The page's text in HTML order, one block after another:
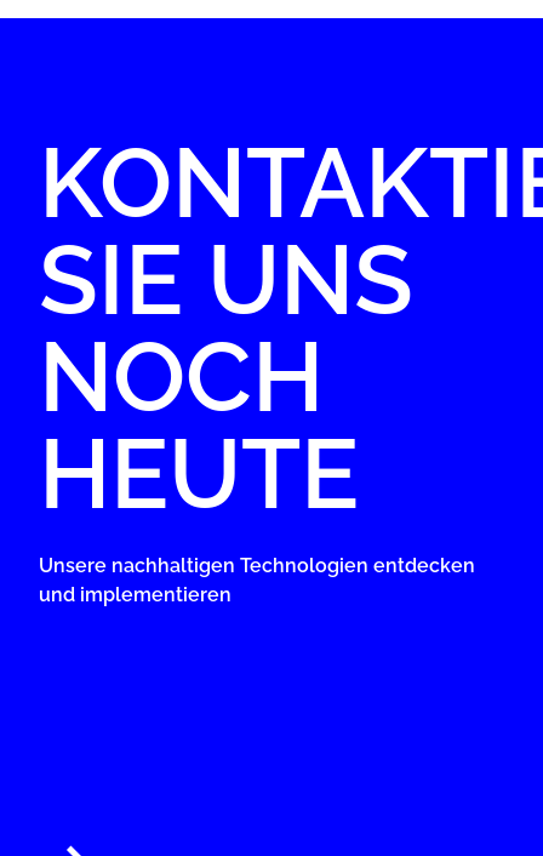
SIE UNS
NOCH
HEUTE
Unsere nachhaltigen Technologien entdecken
und implementieren